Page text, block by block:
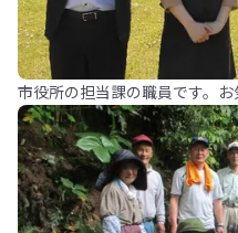
市役所の担当課の職員です。お